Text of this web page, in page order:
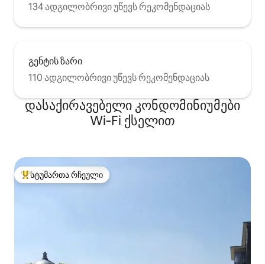
134 ადგილობრივი უწევს რეკომენდაციას
გენტის ზარი
110 ადგილობრივი უწევს რეკომენდაციას
დასაქირავებელი კონდომინიუმები
Wi‑Fi ქსელით
სტუმართა რჩეული მოწინავე ვარიანტი
სტუმართა რჩეული